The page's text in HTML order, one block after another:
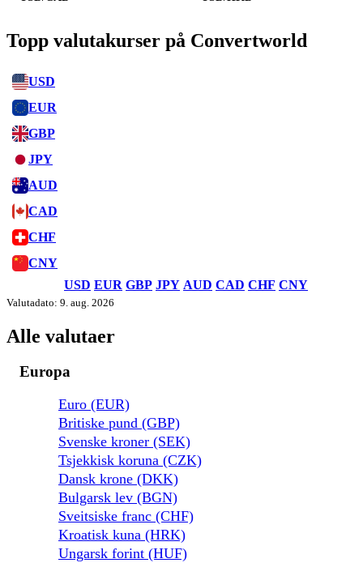
Topp valutakurser på Convertworld
USD
EUR
GBP
JPY
AUD
CAD
CHF
CNY
USD EUR GBP JPY AUD CAD CHF CNY
Valutadato: 9. aug. 2026
Alle valutaer
Europa
Euro (EUR)
Britiske pund (GBP)
Svenske kroner (SEK)
Tsjekkisk koruna (CZK)
Dansk krone (DKK)
Bulgarsk lev (BGN)
Sveitsiske franc (CHF)
Kroatisk kuna (HRK)
Ungarsk forint (HUF)